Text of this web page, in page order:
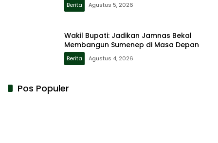
Berita Agustus 5, 2026
Wakil Bupati: Jadikan Jamnas Bekal
Membangun Sumenep di Masa Depan
Berita Agustus 4, 2026
Pos Populer